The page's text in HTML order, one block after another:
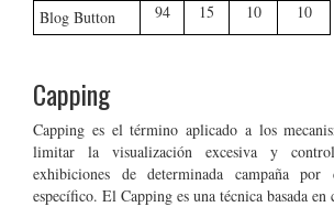
Blog Button 94 15 10 10
Capping
Capping es el término aplicado a los
limitar la visualización excesiva y
exhibiciones de determinada campaña por
específico. El Capping es una técnica basada en